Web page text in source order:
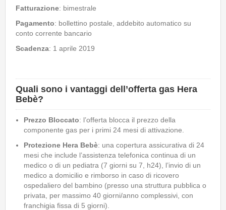
Fatturazione: bimestrale
Pagamento: bollettino postale, addebito automatico su
conto corrente bancario
Scadenza: 1 aprile 2019
Quali sono i vantaggi dell’offerta gas Hera
Bebè?
Prezzo Bloccato: l’offerta blocca il prezzo della
componente gas per i primi 24 mesi di attivazione.
Protezione Hera Bebè: una copertura assicurativa di 24
mesi che include l’assistenza telefonica continua di un
medico o di un pediatra (7 giorni su 7, h24), l’invio di un
medico a domicilio e rimborso in caso di ricovero
ospedaliero del bambino (presso una struttura pubblica o
privata, per massimo 40 giorni/anno complessivi, con
franchigia fissa di 5 giorni).